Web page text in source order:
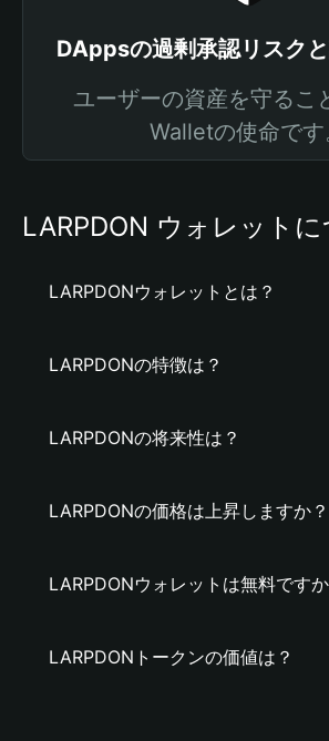
DAppsの過剰承認リスク
ユーザーの資産を守るこ
Walletの使命です
LARPDON ウォレットに
LARPDONウォレットとは？
LARPDONの特徴は？
LARPDONの将来性は？
LARPDONの価格は上昇しますか？
LARPDONウォレットは無料ですか
LARPDONトークンの価値は？